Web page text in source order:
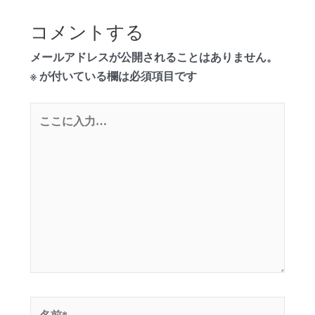
コメントする
メールアドレスが公開されることはありません。
※が付いている欄は必須項目です